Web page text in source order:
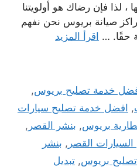
، لذا فإن رضاك ​​هو أولويتنا
صيانة بريوس نحن نفهم
حقًا. … اقرأ المزيد
خدمة تصليح بريوس,
, افضل خدمة تصليح سيارات
بريوس, بنشر القصر ,
القصر , بنشر
بريوس, تبديل